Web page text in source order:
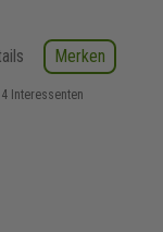
Merken
4 Interessenten